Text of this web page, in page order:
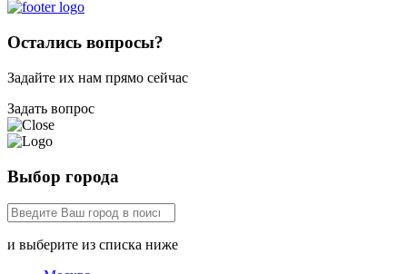
Остались вопросы?
Задайте их нам прямо сейчас
Задать вопрос
Выбор города
и выберите из списка ниже